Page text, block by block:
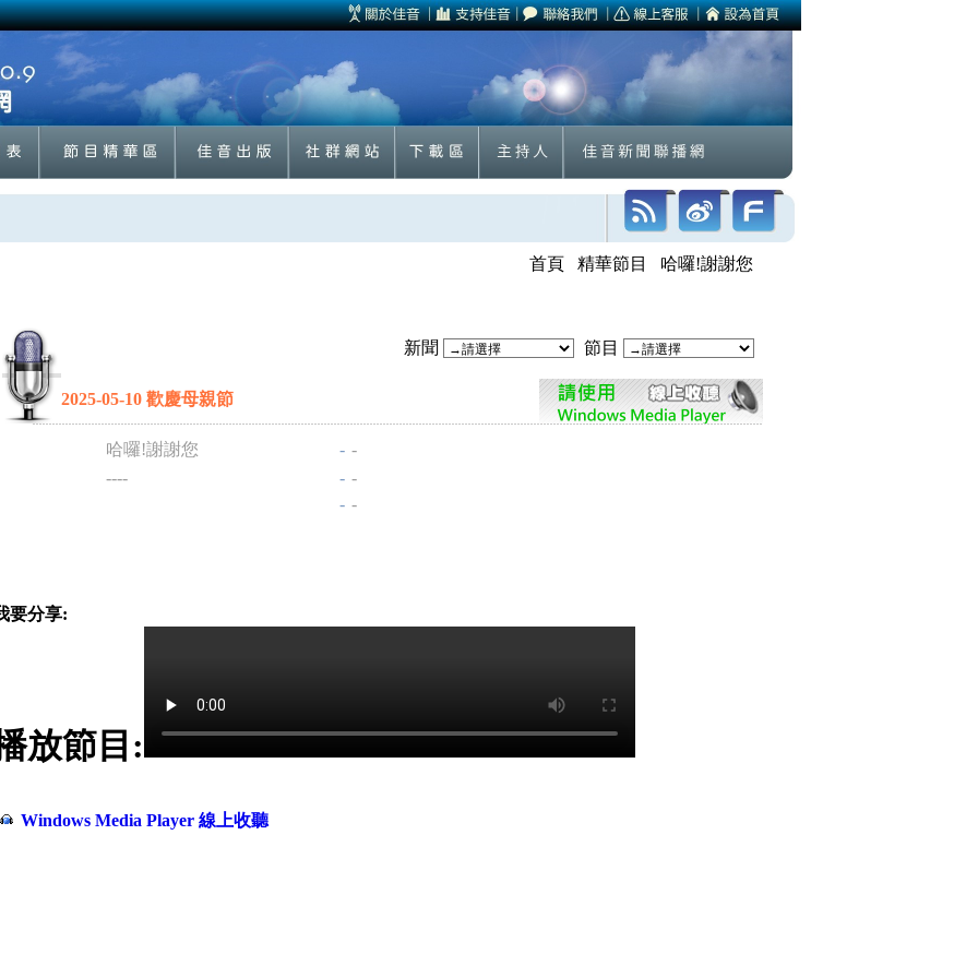
首頁 精華節目 哈囉!謝謝您
新聞 節目
2025-05-10 歡慶母親節
哈囉!謝謝您 - -
----
- -
- -
要分享:
放節目:
Windows Media Player 線上收聽